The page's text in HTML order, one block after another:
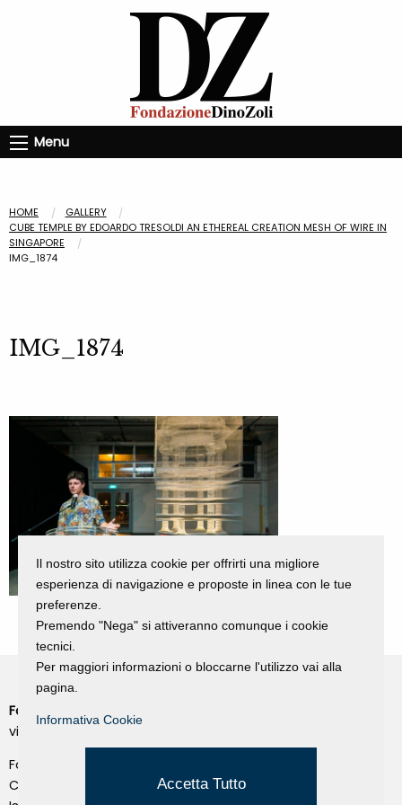
Menu
HOME
GALLERY
CUBE TEMPLE BY EDOARDO TRESOLDI AN ETHEREAL CREATION MESH OF WIRE IN
SINGAPORE
IMG_1874
IMG_1874
Fondazione Dino Zoli
viale Bologna 288, Forlì
Fondo dot. euro 285.000 i.v.
CF e P.IVA 03692820404
Privacy Policy
Il nostro sito utilizza cookie per offrirti una migliore
esperienza di navigazione e proposte in linea con le tue
preferenze.
Premendo "Nega" si attiveranno comunque i cookie
tecnici.
Per maggiori informazioni o bloccarne l'utilizzo vai alla
pagina.
Informativa Cookie
Accetta Tutto